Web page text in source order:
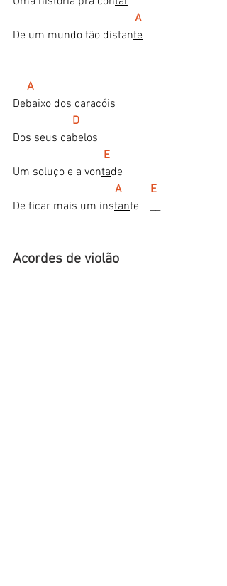
  A
De um mundo tão distante
A
Debaixo dos caracóis
D
Dos seus cabelos
  E
Um soluço e a vontade
  A          E
De ficar mais um instante    __
Acordes de violão